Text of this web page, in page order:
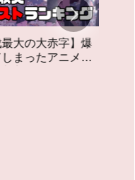
作家性の搾りかす「果て
しなきスカーレット」レ